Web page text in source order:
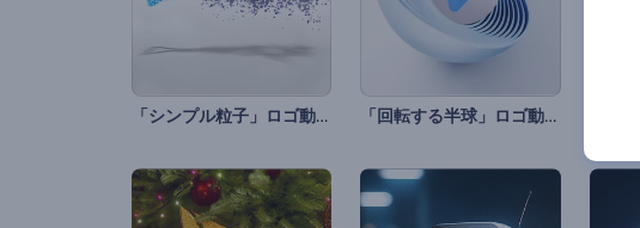
「シンプル粒子」ロゴ動画 「回転する半球」ロゴ動画